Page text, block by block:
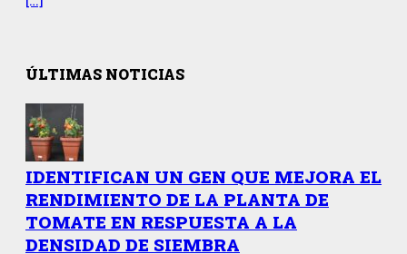
ÚLTIMAS NOTICIAS
IDENTIFICAN UN GEN QUE MEJORA EL
RENDIMIENTO DE LA PLANTA DE
TOMATE EN RESPUESTA A LA
DENSIDAD DE SIEMBRA